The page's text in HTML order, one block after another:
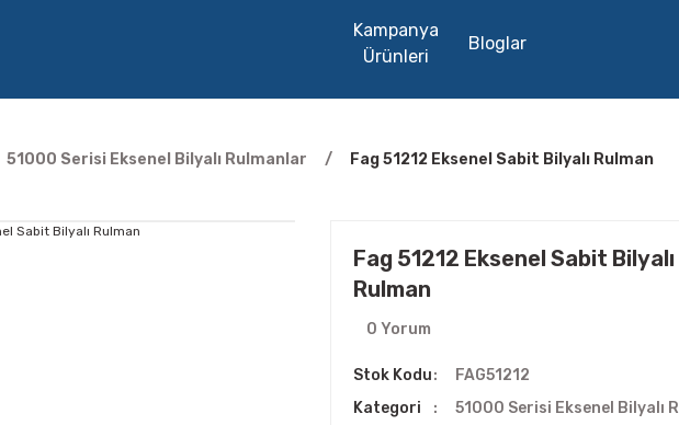
Kampanya
Ürünleri
Bloglar
51000 Serisi Eksenel Bilyalı Rulmanlar Fag 51212 Eksenel Sabit Bilyalı Rulman
Fag 51212 Eksenel Sabit Bilyalı
Rulman
0 Yorum
Stok Kodu
FAG51212
Kategori
51000 Serisi Eksenel Bilyalı